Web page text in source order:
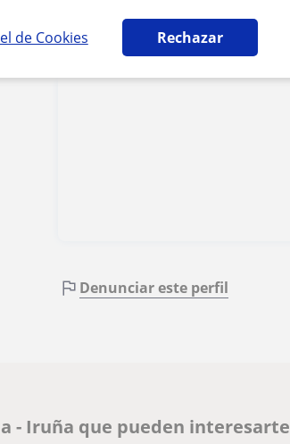
de Cookies Rechazar
Denunciar este perfil
- Iruña que pueden interesarte